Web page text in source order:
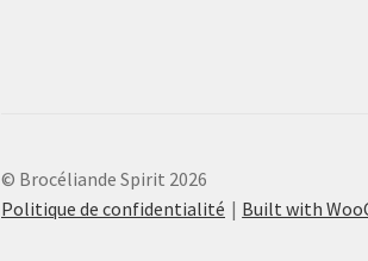
© Brocéliande Spirit 2026
Politique de confidentialité
Built with